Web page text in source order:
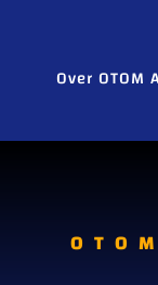
Over OTOM